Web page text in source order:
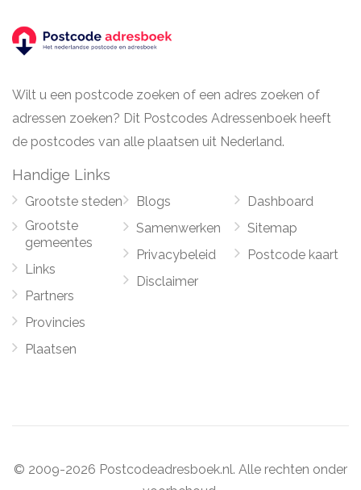
Wilt u een postcode zoeken of een adres zoeken of
adressen zoeken? Dit Postcodes Adressenboek heeft
de postcodes van alle plaatsen uit Nederland.
Handige Links
Grootste steden
Grootste
gemeentes
Links
Partners
Provincies
Plaatsen
Blogs
Samenwerken
Privacybeleid
Disclaimer
Dashboard
Sitemap
Postcode kaart
© 2009-2026 Postcodeadresboek.nl. Alle rechten onder